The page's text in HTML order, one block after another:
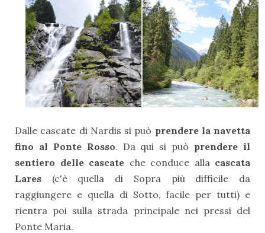
Dalle cascate di Nardis si può prendere la navetta
fino al Ponte Rosso. Da qui si può prendere il
sentiero delle cascate che conduce alla cascata
Lares (c'è quella di Sopra più difficile da
raggiungere e quella di Sotto, facile per tutti) e
rientra poi sulla strada principale nei pressi del
Ponte Maria.